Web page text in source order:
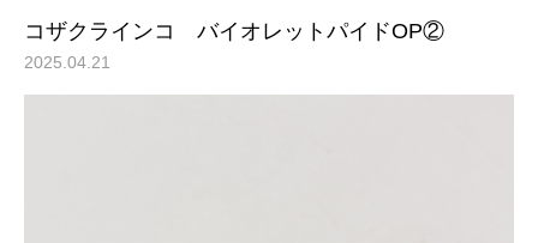
コザクラインコ バイオレットパイドOP②
2025.04.21